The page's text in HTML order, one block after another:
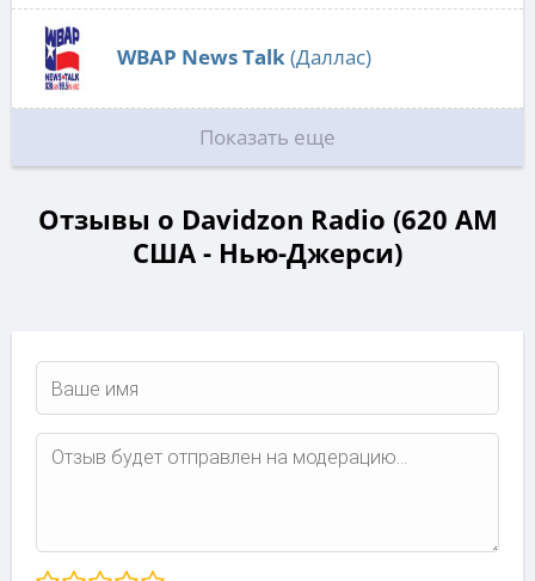
WBAP News Talk(Даллас)
Показать еще
Отзывы о Davidzon Radio (620 AM
США - Нью-Джерси)